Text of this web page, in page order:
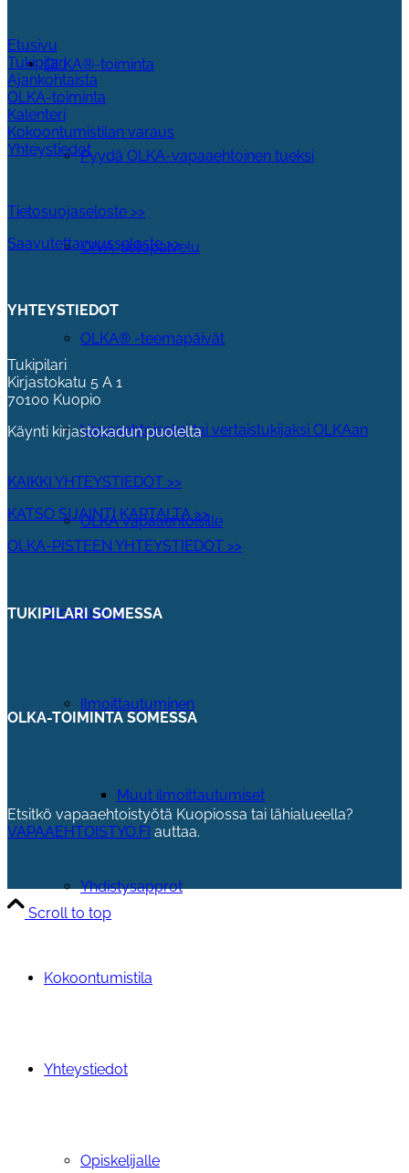
OLKA®-toiminta
Pyydä OLKA-vapaaehtoinen tueksi
OIVA-tietopalvelu
OLKA® -teemapäivät
Vapaaehtoiseksi tai vertaistukijaksi OLKAan
OLKA vapaaehtoisille
Tapahtumat
Ilmoittautuminen
Muut ilmoittautumiset
Yhdistysapprot
Kokoontumistila
Yhteystiedot
Opiskelijalle
Etusivu
Tukipilari
Ajankohtaista
OLKA-toiminta
Kalenteri
Kokoontumistilan varaus
Yhteystiedot
Tietosuojaseloste >>
Saavutettavuusseloste >>
YHTEYSTIEDOT
Tukipilari
Kirjastokatu 5 A 1
70100 Kuopio
Käynti kirjastokadun puolelta
KAIKKI YHTEYSTIEDOT >>
KATSO SIJAINTI KARTALTA >>
OLKA-PISTEEN YHTEYSTIEDOT >>
TUKIPILARI SOMESSA
OLKA-TOIMINTA SOMESSA
Etsitkö vapaaehtoistyötä Kuopiossa tai lähialueella?
VAPAAEHTOISTYO.FI auttaa.
Scroll to top